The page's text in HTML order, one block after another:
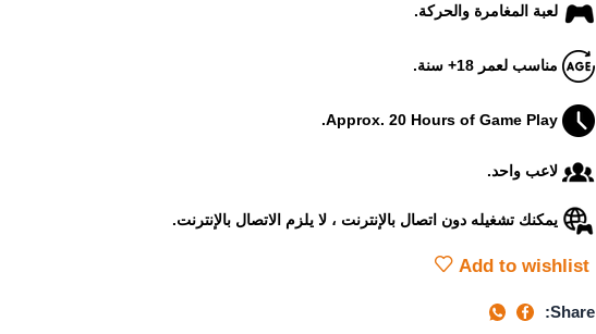
لعبة المغامرة والحركة.
مناسب لعمر 18+ سنة.
Approx. 20 Hours of Game Play.
لاعب واحد.
يمكنك تشغيله دون اتصال بالإنترنت ، لا يلزم الاتصال بالإنترنت.
Add to wishlist
Share: